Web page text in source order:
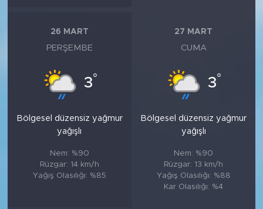
26 MART
PERŞEMBE
3°
Bölgesel düzensiz yağmur
yağışlı
Nem: %90
Rüzgar: 14 km/h
Yağış Olasılığı: %85
27 MART
CUMA
3°
Bölgesel düzensiz yağmur
yağışlı
Nem: %90
Rüzgar: 13 km/h
Yağış Olasılığı: %88
Kar Olasılığı: %4